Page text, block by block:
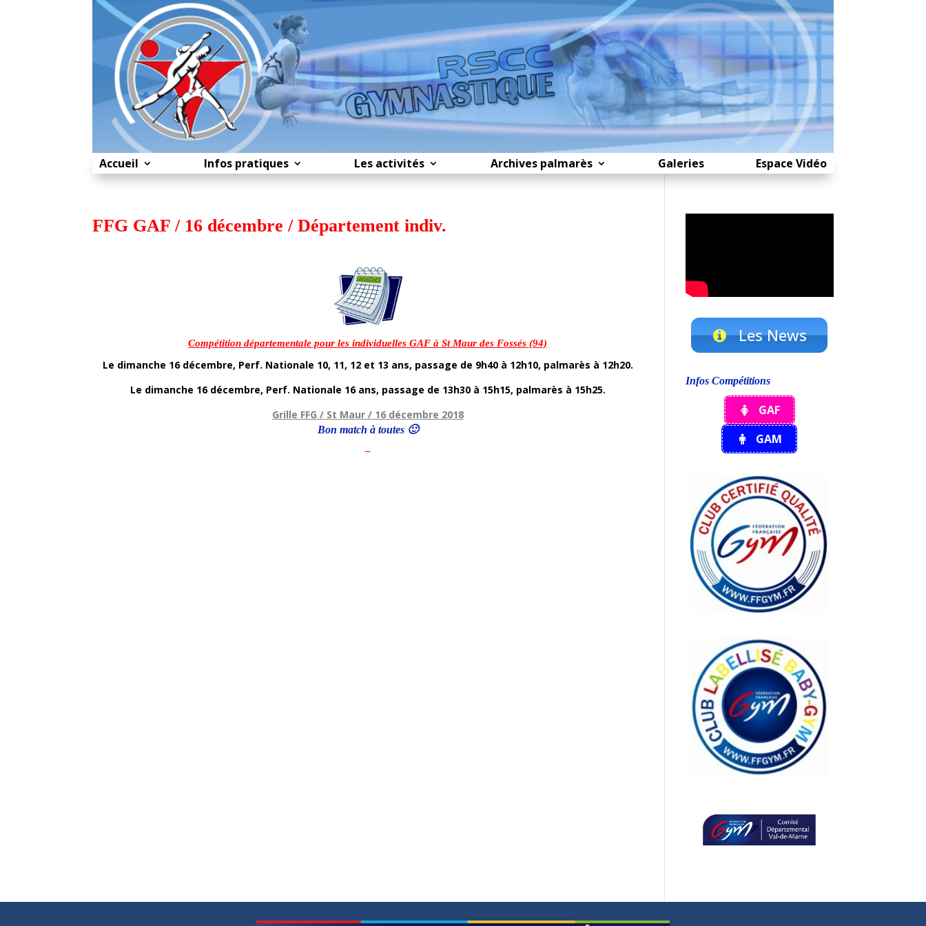
Accueil Infos pratiques Les activités Archives palmarès Galeries Espace Vidéo
FFG GAF / 16 décembre / Département indiv.
Compétition départementale pour les individuelles GAF à St Maur des Fossés (94)
Le dimanche 16 décembre, Perf. Nationale 10, 11, 12 et 13 ans, passage de 9h40 à 12h10, palmarès à 12h20.
Le dimanche 16 décembre, Perf. Nationale 16 ans, passage de 13h30 à 15h15, palmarès à 15h25.
Grille FFG / St Maur / 16 décembre 2018
Bon match à toutes 🙂
–
Les News
Infos Compétitions
GAF
GAM